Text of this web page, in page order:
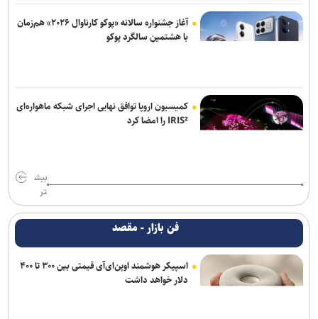
آغاز جشنواره سالانه «پوکو کارناوال ۲۰۲۶» هم‌زمان
با هشتمین سالگرد پوکو
کمیسیون اروپا توافق نهایی اجرای شبکه ماهواره‌ای
IRIS² را امضا کرد
بیش
تر
فن بازار - مقصد
اسپیکر هوشمند اوپن‌ای‌آی قیمتی بین ۳۰۰ تا ۴۰۰
دلار خواهد داشت